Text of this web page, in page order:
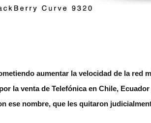
aumentar la velocidad de la red
la venta de Telefónica en Chile,
ese nombre, que les quitaron